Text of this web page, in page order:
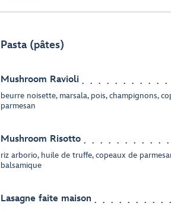
Pasta (pâtes)
Mushroom Ravioli
beurre noisette, marsala, pois, champignons,
parmesan
Mushroom Risotto
riz arborio, huile de truffe, copeaux de
balsamique
Lasagne faite maison